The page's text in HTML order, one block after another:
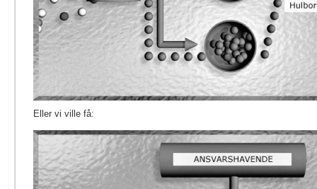
Eller vi ville få: